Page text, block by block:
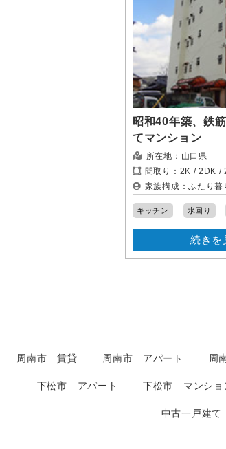
昭和40年築、鉄
てマンション
所在地： 山口県
間取り： 2K / 2DK /
家族構成：ふたり暮
キッチン 水回り
続きを
周南市 賃貸 周南市 アパート 周
下松市 アパート 下松市 マンショ
中古一戸建て